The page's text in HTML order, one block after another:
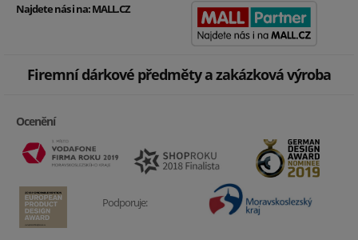
Najdete nás i na:MALL.CZ
Firemní dárkové předměty a zakázková výroba
Ocenění
Podporuje: